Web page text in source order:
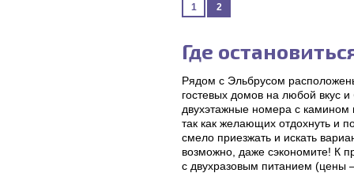
1 2
Где
Рядом с Эльбрусом
гостевых домов на любой вкус
двухэтажные номера с камином
так как желающих отдохнуть и
смело приезжать и искать
возможно, даже сэкономите! К
с двухразовым питанием (цены